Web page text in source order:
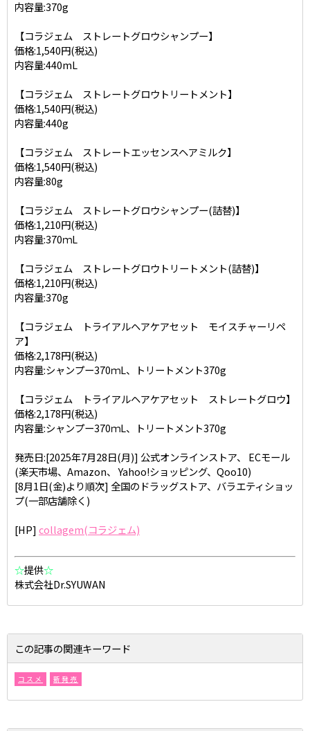
内容量:370g
【コラジェム ストレートグロウシャンプー】
価格:1,540円(税込)
内容量:440mL
【コラジェム ストレートグロウトリートメント】
価格:1,540円(税込)
内容量:440g
【コラジェム ストレートエッセンスヘアミルク】
価格:1,540円(税込)
内容量:80g
【コラジェム ストレートグロウシャンプー(詰替)】
価格:1,210円(税込)
内容量:370ｍL
【コラジェム ストレートグロウトリートメント(詰替)】
価格:1,210円(税込)
内容量:370g
【コラジェム トライアルヘアケアセット モイスチャーリペ
ア】
価格:2,178円(税込)
内容量:シャンプー370ｍL、トリートメント370g
【コラジェム トライアルヘアケアセット ストレートグロウ】
価格:2,178円(税込)
内容量:シャンプー370ｍL、トリートメント370g
発売日:[2025年7月28日(月)] 公式オンラインストア、 ECモール
(楽天市場、Amazon、 Yahoo!ショッピング、Qoo10)
[8月1日(金)より順次] 全国のドラッグストア、バラエティショッ
プ(一部店舗除く)
[HP] collagem(コラジェム)
☆提供☆
株式会社Dr.SYUWAN
この記事の関連キーワード
コスメ 新発売